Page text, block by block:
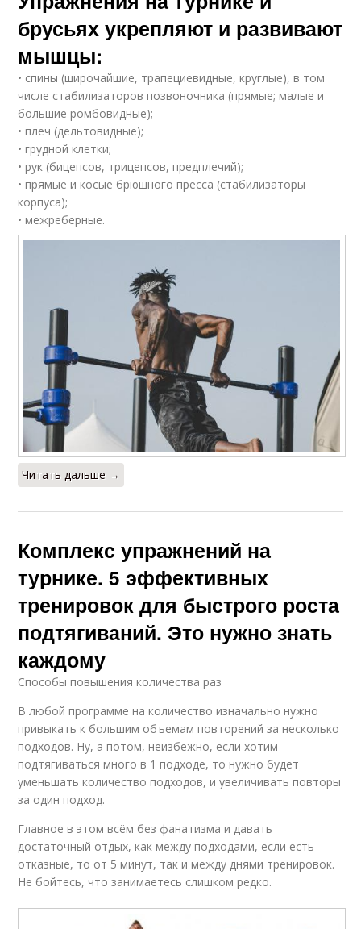
брусьях укрепляют и развивают
мышцы:
• спины (широчайшие, трапециевидные, круглые), в том
числе стабилизаторов позвоночника (прямые; малые и
большие ромбовидные);
• плеч (дельтовидные);
• грудной клетки;
• рук (бицепсов, трицепсов, предплечий);
• прямые и косые брюшного пресса (стабилизаторы
корпуса);
• межреберные.
Читать дальше →
Комплекс упражнений на
турнике. 5 эффективных
тренировок для быстрого роста
подтягиваний. Это нужно знать
каждому
Способы повышения количества раз
В любой программе на количество изначально нужно
привыкать к большим объемам повторений за несколько
подходов. Ну, а потом, неизбежно, если хотим
подтягиваться много в 1 подходе, то нужно будет
уменьшать количество подходов, и увеличивать повторы
за один подход.
Главное в этом всём без фанатизма и давать
достаточный отдых, как между подходами, если есть
отказные, то от 5 минут, так и между днями тренировок.
Не бойтесь, что занимаетесь слишком редко.